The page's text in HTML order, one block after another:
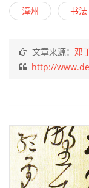
漳州 书法
文章来源： 邓
http://